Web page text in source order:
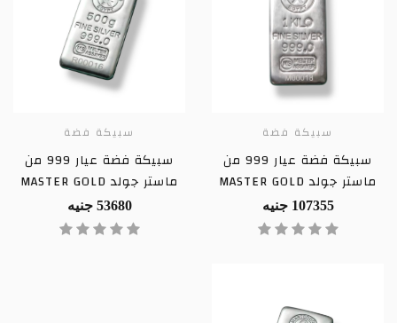
سبيكة فضة
سبيكة فضة عيار 999 من
ماستر جولد MASTER GOLD
107355 جنيه
سبيكة فضة
سبيكة فضة عيار 999 من
ماستر جولد MASTER GOLD
53680 جنيه